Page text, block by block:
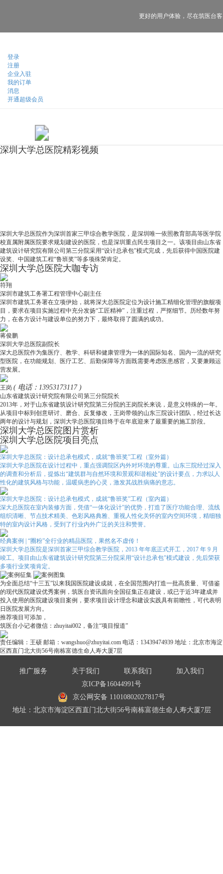
登录
注册
企业入驻
我的订单
消息
开通超级会员
深圳大学总医院精彩视频
深圳大学总医院作为深圳首家三甲综合教学医院，是深圳唯一依照教育部高等医学院
校直属附属医院要求规划建设的医院，也是深圳重点民生项目之一。该项目由山东省
建筑设计研究院有限公司第三分院采用“设计总承包”模式完成，先后获得中国医院建
设奖、中国建筑工程“鲁班奖”等多项殊荣肯定。
深圳大学总医院大咖专访
符翔
深圳市建筑工务署工程管理中心副主任
深圳市建筑工务署在立项伊始，就将深大总医院定位为设计施工精细化管理的旗舰项
目，要求在项目实施过程中充分发扬“工匠精神”，注重过程，严抠细节。历经数年努
力，在各方设计与建设单位的努力下，最终取得了圆满的成功。
蒋俊鹏
深圳大学总医院副院长
深大总医院作为集医疗、教学、科研和健康管理为一体的国际知名、国内一流的研究
型医院，在功能规划、医疗工艺、后勤保障等方面既需要考虑医患感官，又要兼顾运
营发展。
王岗 ( 电话：13953173117 )
山东省建筑设计研究院有限公司第三分院院长
2013年，对于山东省建筑设计研究院第三分院的王岗院长来说，是意义特殊的一年。
从项目中标到创意研讨、磨合、反复修改，王岗带领的山东三院设计团队，经过长达
两年的设计与规划，深圳大学总医院项目终于在年底迎来了最重要的施工阶段。
深圳大学总医院图片赏析
深圳大学总医院项目亮点
深圳大学总医院：设计总承包模式，成就“鲁班奖”工程（室外篇）
深圳大学总医院在设计过程中，重点强调院区内外对环境的尊重。山东三院经过深入
的调查和分析后，提炼出“建筑群与自然环境和景观和谐相处”的设计要点，力求以人
性化的建筑风格与功能，温暖病患的心灵，激发其战胜病痛的意志。
深圳大学总医院：设计总承包模式，成就“鲁班奖”工程（室内篇）
深大总医院在室内装修方面，凭借“一体化设计”的优势，打造了医疗功能合理、流线
组织清晰、节点技术精美、色彩风格典雅、重视人性化关怀的室内空间环境，精细独
特的室内设计风格，受到了行业内外广泛的关注和赞誉。
经典案例 | “圈粉”全行业的精品医院，果然名不虚传！
深圳大学总医院是深圳首家三甲综合教学医院，2013 年年底正式开工，2017 年 9 月
竣工。项目由山东省建筑设计研究院第三分院采用“设计总承包”模式建设，先后荣获
多项行业奖项肯定。
为全面总结“十三五”以来我国医院建设成就，在全国范围内打造一批高质量、可借鉴
的现代医院建设优秀案例，筑医台资讯面向全国征集正在建设，或已于近3年建成并
投入使用的医院建设项目案例，要求项目设计理念和建设实践具有前瞻性，可代表明
日医院发展方向。
推荐项目可添加，
筑医台小记者微信：zhuyitai002，备注“项目报道”
责任编辑：王硕 邮箱：wangshuo@zhuyitai.com 电话：13439474939 地址：北京市海淀
区西直门北大街56号南栋富德生命人寿大厦7层
推广服务 关于我们 联系我们
加入我们
京ICP备16044991号
京公网安备 11010802027817号
地址：北京市海淀区西直门北大街56号南栋富德生命人寿大厦7层
更好的用户体验， 尽在筑医台